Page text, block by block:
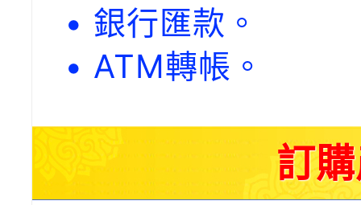
• 銀行匯款。
• ATM轉帳。
訂